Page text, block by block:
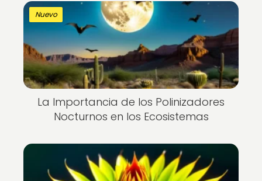
Nuevo
La Importancia de los Polinizadores
Nocturnos en los Ecosistemas